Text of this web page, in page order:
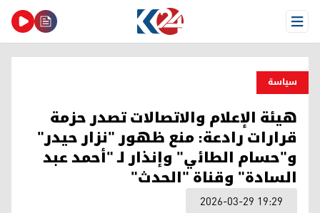
Open Menu
سیاسة
هيئة الإعلام والاتصالات تصدر حزمة
قرارات رادعة: منع ظهور "نزار حيدر"
و"حسام الطائي" وإنذار لـ "أحمد عبد
السادة" وقناة "الحدث"
2026-03-29 19:29